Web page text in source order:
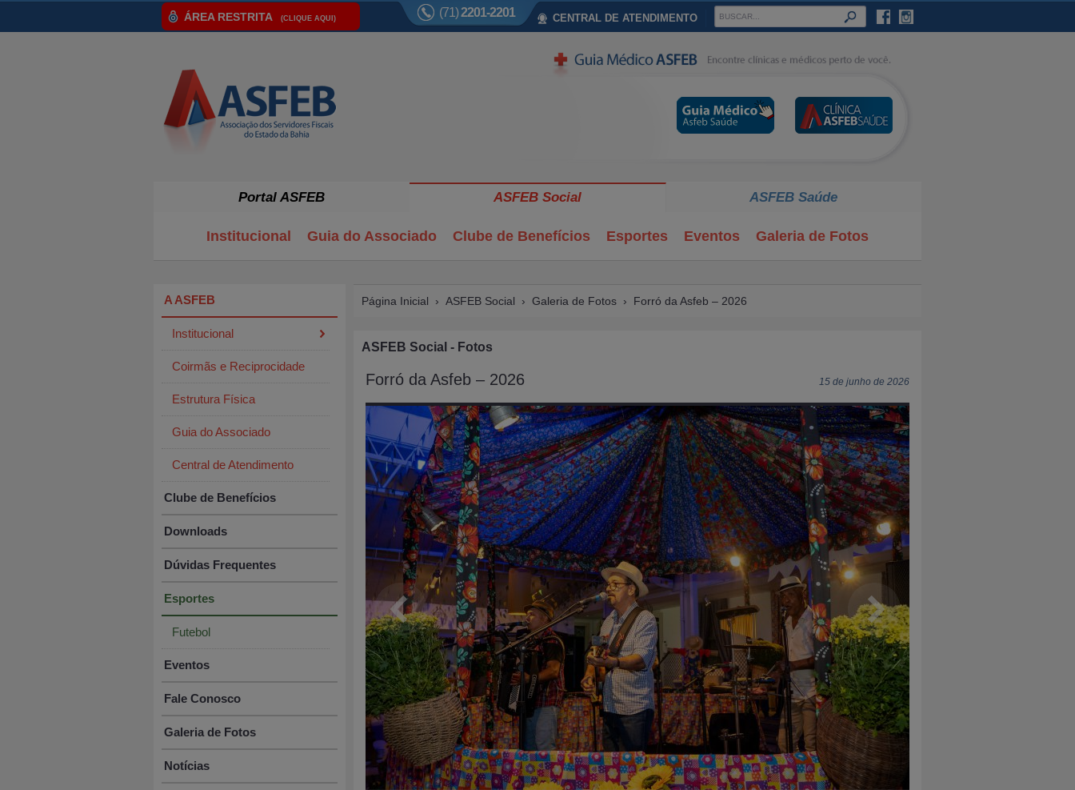
ÁREA RESTRITA (CLIQUE AQUI) (71)2201-2201 CENTRAL DE ATENDIMENTO
Portal ASFEB ASFEB Social ASFEB Saúde
Institucional Guia do Associado Clube de Benefícios Esportes Eventos Galeria de Fotos
A ASFEB
Institucional
Coirmãs e Reciprocidade
Estrutura Física
Guia do Associado
Central de Atendimento
Clube de Benefícios
Downloads
Dúvidas Frequentes
Esportes
Futebol
Eventos
Fale Conosco
Galeria de Fotos
Notícias
Página Inicial › ASFEB Social › Galeria de Fotos › Forró da Asfeb – 2026
ASFEB Social - Fotos
Forró da Asfeb – 2026 15 de junho de 2026